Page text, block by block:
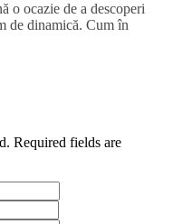
o ocazie de a descoperi
de dinamică. Cum în
Required fields are